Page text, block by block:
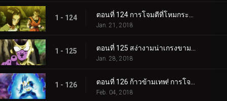
1 - 124
Jan. 21, 2018
1 - 125 ตอนที่ 125 สง่างามน่าเกรงขาม! เทพแห่งการทำลายล้างท็อปโปะปรากฏตัว!!
Jan. 28, 2018
1 - 126
Feb. 04, 2018